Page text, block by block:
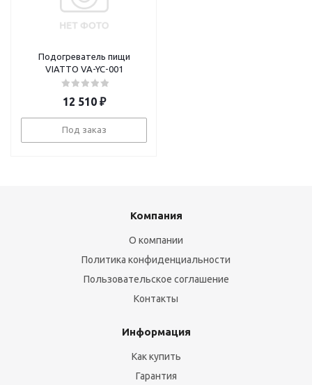
Подогреватель пищи
VIATTO VA-YC-001
12 510₽
Под заказ
Компания
О компании
Политика конфиденциальности
Пользовательское соглашение
Контакты
Информация
Как купить
Гарантия